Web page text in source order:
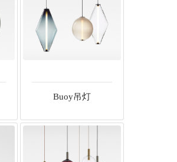
Buoy吊灯